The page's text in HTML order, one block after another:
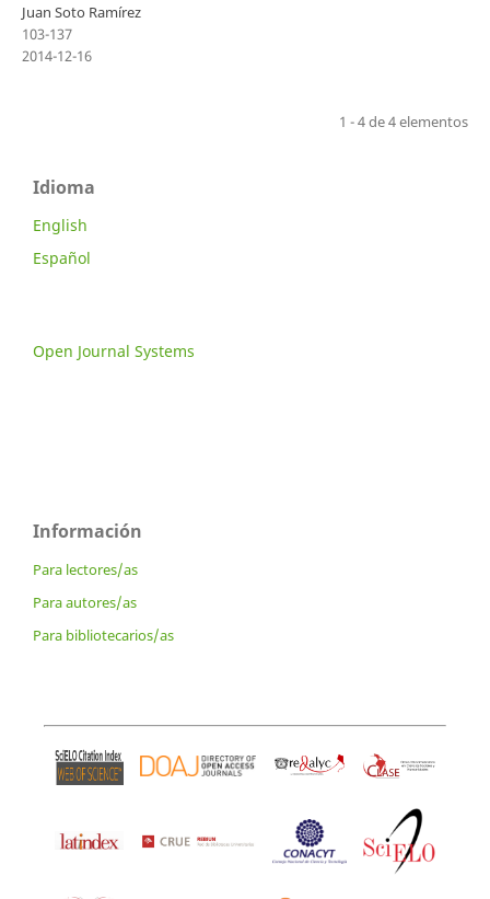
Juan Soto Ramírez
103-137
2014-12-16
1 - 4 de 4 elementos
Idioma
English
Español
Open Journal Systems
Información
Para lectores/as
Para autores/as
Para bibliotecarios/as